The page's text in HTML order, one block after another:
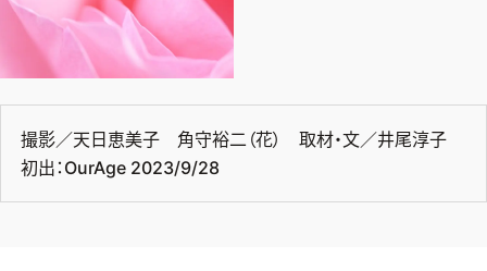
撮影／天日恵美子 角守裕二（花） 取材・文／井尾淳子
初出：OurAge 2023/9/28